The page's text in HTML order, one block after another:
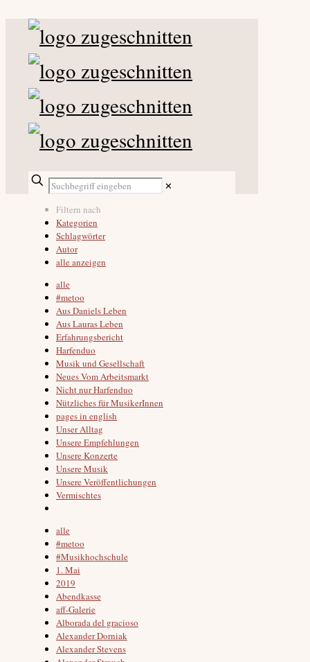
✕
Filtern nach
Kategorien
Schlagwörter
Autor
alle anzeigen
alle
#metoo
Aus Daniels Leben
Aus Lauras Leben
Erfahrungsbericht
Harfenduo
Musik und Gesellschaft
Neues Vom Arbeitsmarkt
Nicht nur Harfenduo
Nützliches für MusikerInnen
pages in english
Unser Alltag
Unsere Empfehlungen
Unsere Konzerte
Unsere Musik
Unsere Veröffentlichungen
Vermischtes
alle
#metoo
#Musikhochschule
1. Mai
2019
Abendkasse
aff-Galerie
Alborada del gracioso
Alexander Dorniak
Alexander Stevens